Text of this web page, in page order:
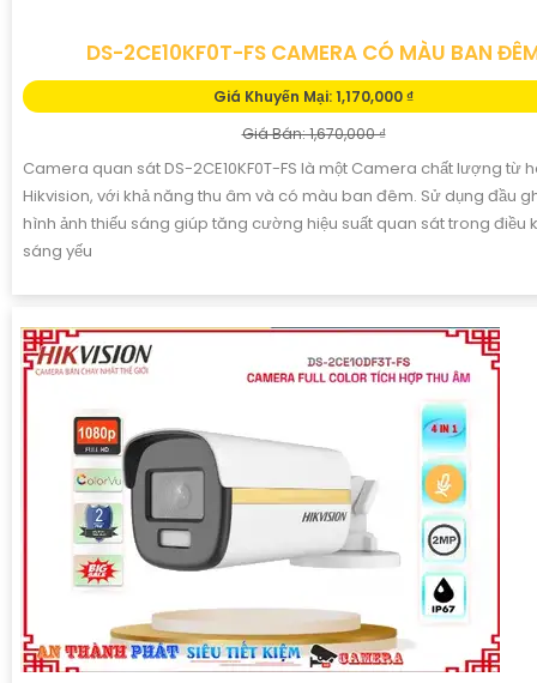
DS-2CE10KF0T-FS CAMERA CÓ MÀU BAN
Giá Khuyến Mại: 1,170,000 ₫
Giá Bán: 1,670,000 ₫
Camera quan sát DS-2CE10KF0T-FS là một Camera chất lượng từ
Hikvision, với khả năng thu âm và có màu ban đêm. Sử dụng đầu
hình ảnh thiếu sáng giúp tăng cường hiệu suất quan sát trong điều
sáng yếu